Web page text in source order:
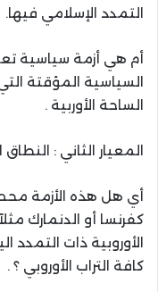
التمدد الإسلامي فيها.
أم هي أزمة سياسية
السياسية المؤقتة
الساحة الأوربية .
المعيار الثاني :
أي هل هذه الأزمة
كفرنسا أو الدنمارك
الأوروبية ذات
كافة التراب الأوروبي ؟ .